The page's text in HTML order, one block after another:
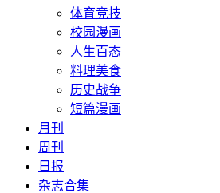
体育竞技
校园漫画
人生百态
料理美食
历史战争
短篇漫画
月刊
周刊
日报
杂志合集